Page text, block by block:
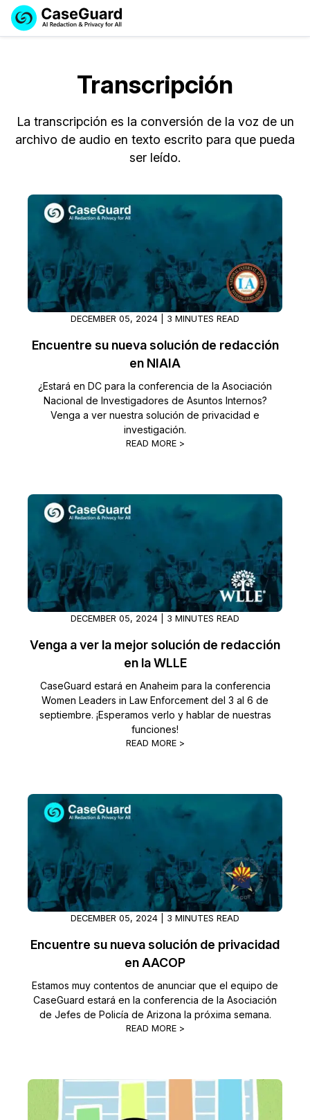
Licencia de CaseGuard Studio
Precios de Redacción a Pedido
Redacción de vídeos
Redacción de documentos
Redacción de audio
Redacción en Bulto
Redacción de imágenes
Transcripción y Traducción
Industrias
Cuerpos Policiales
Transportación
La Atención Médica
Educación
El Gobierno
Servicios Financieros
Casinos
Medios de Comunicación y
Entretenimiento
Centros de Crisis y Las Líneas Directas
La Venta al Por Menor
TI y Operaciones
Recursos
Preguntas Frecuentes
Artículos
Casos Practicos
Recomendaciones
Sobre nosotros
Contáctanos
Eventos
Español
Transcripción
La transcripción es la conversión de la voz de un
archivo de audio en texto escrito para que pueda
ser leído.
DECEMBER 05, 2024 | 3 MINUTES READ
Encuentre su nueva solución de redacción
en NIAIA
¿Estará en DC para la conferencia de la Asociación
Nacional de Investigadores de Asuntos Internos?
Venga a ver nuestra solución de privacidad e
investigación.
READ MORE >
DECEMBER 05, 2024 | 3 MINUTES READ
Venga a ver la mejor solución de redacción
en la WLLE
CaseGuard estará en Anaheim para la conferencia
Women Leaders in Law Enforcement del 3 al 6 de
septiembre. ¡Esperamos verlo y hablar de nuestras
funciones!
READ MORE >
DECEMBER 05, 2024 | 3 MINUTES READ
Encuentre su nueva solución de privacidad
en AACOP
Estamos muy contentos de anunciar que el equipo de
CaseGuard estará en la conferencia de la Asociación
de Jefes de Policía de Arizona la próxima semana.
READ MORE >